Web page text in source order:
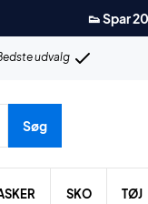
👟 Spar
udvalg
Søg
SKO TØJ